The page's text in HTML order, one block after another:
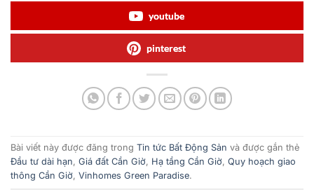
youtube
pinterest
Bài viết này được đăng trong Tin tức Bất Động Sản và được gắn thẻ
Đầu tư dài hạn, Giá đất Cần Giờ, Hạ tầng Cần Giờ, Quy hoạch giao
thông Cần Giờ, Vinhomes Green Paradise.